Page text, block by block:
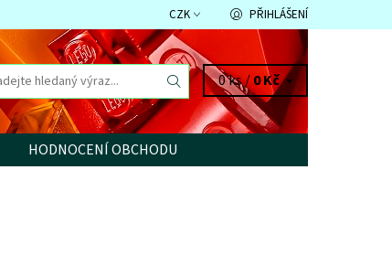
CZK PŘIHLÁŠENÍ
0 ks /0 Kč
HODNOCENÍ OBCHODU